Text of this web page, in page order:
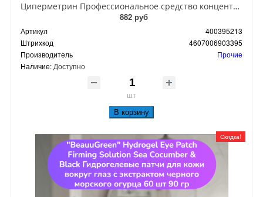
Циперметрин Профессиональное средство концентрат эмульсии 25% для уничтожения тараканов, мух,комаров, блох, клопов, муравьев, ос 50 мл
882 руб
Артикул
400395213
Штрихкод
4607006903395
Производитель
Прочие
Наличие: Доступно
шт
В корзину
Скидка!